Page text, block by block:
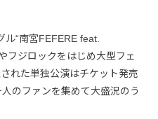
“南宮FEFERE feat.
フジロックをはじめ大型フェ
れた単独公演はチケット発売
のファンを集めて大盛況のう